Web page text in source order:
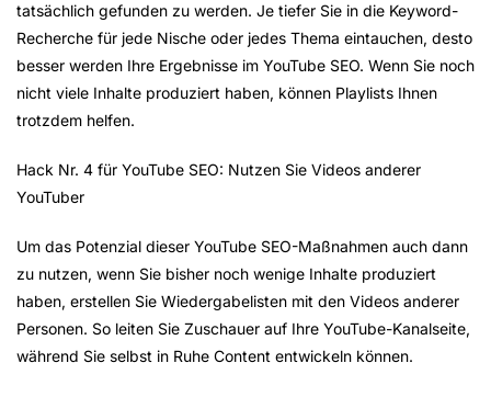
tatsächlich gefunden zu werden. Je tiefer Sie in die Keyword-
Recherche für jede Nische oder jedes Thema eintauchen, desto
besser werden Ihre Ergebnisse im YouTube SEO. Wenn Sie noch
nicht viele Inhalte produziert haben, können Playlists Ihnen
trotzdem helfen.
Hack Nr. 4 für YouTube SEO: Nutzen Sie Videos anderer
YouTuber
Um das Potenzial dieser YouTube SEO-Maßnahmen auch dann
zu nutzen, wenn Sie bisher noch wenige Inhalte produziert
haben, erstellen Sie Wiedergabelisten mit den Videos anderer
Personen. So leiten Sie Zuschauer auf Ihre YouTube-Kanalseite,
während Sie selbst in Ruhe Content entwickeln können.